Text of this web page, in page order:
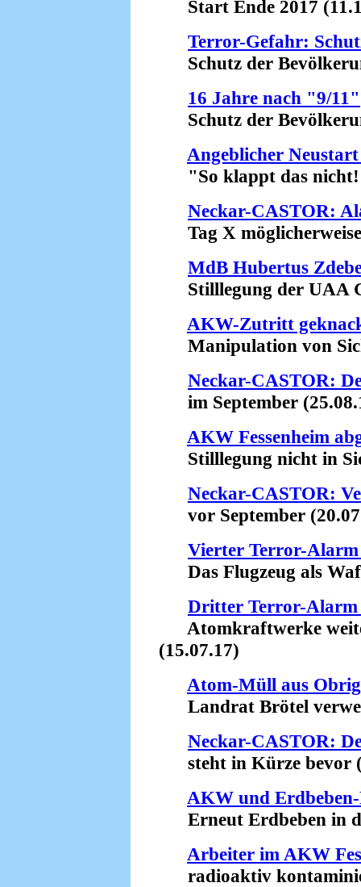
Start Ende 2017
Terror-Gefahr:
Schutz der
16 Jahre nach "9/11"
Schutz der
Angeblicher
"So klappt das
Neckar-CASTOR:
Tag X möglicherweise
MdB Hubertus
Stilllegung der UAA
AKW-Zutritt
Manipulation von
Neckar-CASTOR:
im September
AKW Fessenheim
Stilllegung nicht in
Neckar-CASTOR:
vor September
Vierter Terror-Alarm
Das Flugzeug als
Dritter Terror-Alarm
Atomkraftwerke
(15.07.17)
Atom-Müll aus
Landrat Brötel
Neckar-CASTOR:
steht in Kürze bevor
AKW und
Erneut Erdbeben in
Arbeiter im AKW
radioaktiv